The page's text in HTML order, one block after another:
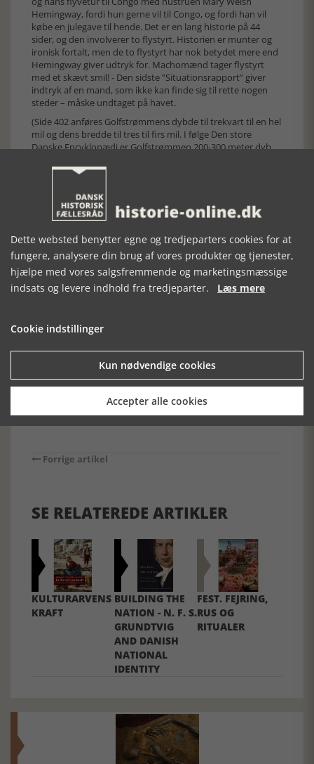
Hemingway, fordi hun gerne vil til Congo, og fordi han vil
købe en julegave til hende. Det er en lang historie på 44
sider, og den involverer to flystyrt. Historien er munter og
ironisk fortalt, men de to flystyrt har nok betydet mere end
Hemingway giver udtryk for. Machomænd tager flystyrt
med et skævt smil! - Den sidste ”Situationsrapport” giver
indtryk af en mand, som ikke kan finde sig til rette nogen
steder – måske undtaget på havet.
(Side 402 anføres Golfstrømmens dybde til trekvart til en hel
mil og dens bredde til tres til firs mil. I følge Den store
Danske Encyklopædi er Golfstrømmen 200-300 meter dyb
det et gæt, at den engelske mile (1,6 km.) er oversat til mil. -
klassebetegnelse med rigtig mange arter. Der menes måske
tun? - Tarpun er den tyske betegnelse for tarpon, som
fisken kaldes i Danmark).
Bogen er godt oversat i den karakteristiske ordknappe stil,
som Hemingway fremelskede. Anmelderens dansklærer ville
have slidt den røde blyant op med tegnsætning efter den
gammeldags facon. Men ros til oversætteren.
været oversat før, og de giver samlet et godt indblik i
udviklingen af ”Hemingwaystilen.”
[Historie-online.dk, den 25. februar 2020]
Forrige artikel
SE RELATEREDE ARTIKLER
KULTURARVENS
KRAFT
BUILDING THE
NATION - N. F. S.
GRUNDTVIG
AND DANISH
NATIONAL
IDENTITY
FEST. FEJRING,
RUS OG
RITUALER
Dette websted benytter egne og tredjeparters cookies for at
fungere, analysere din brug af vores produkter og tjenester,
hjælpe med vores salgsfremmende og marketingsmæssige
indsats og levere indhold fra tredjeparter. Læs mere
Cookie indstillinger
Kun nødvendige cookies
Accepter alle cookies